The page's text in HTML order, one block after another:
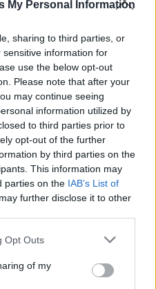
My Personal Information
sharing to third parties, or
information for
use the below opt-out
Please note that after your
may continue seeing
information utilized by
to third parties prior to
opt-out of the further
by third parties on the
This information may
parties on the IAB’s List of
further disclose it to other
uses one or more Google
behaviour. You may click to
and its third-party tags to
Opt Outs
of my
megértése a múlt iránti
Az
épületek rejtett kincsei